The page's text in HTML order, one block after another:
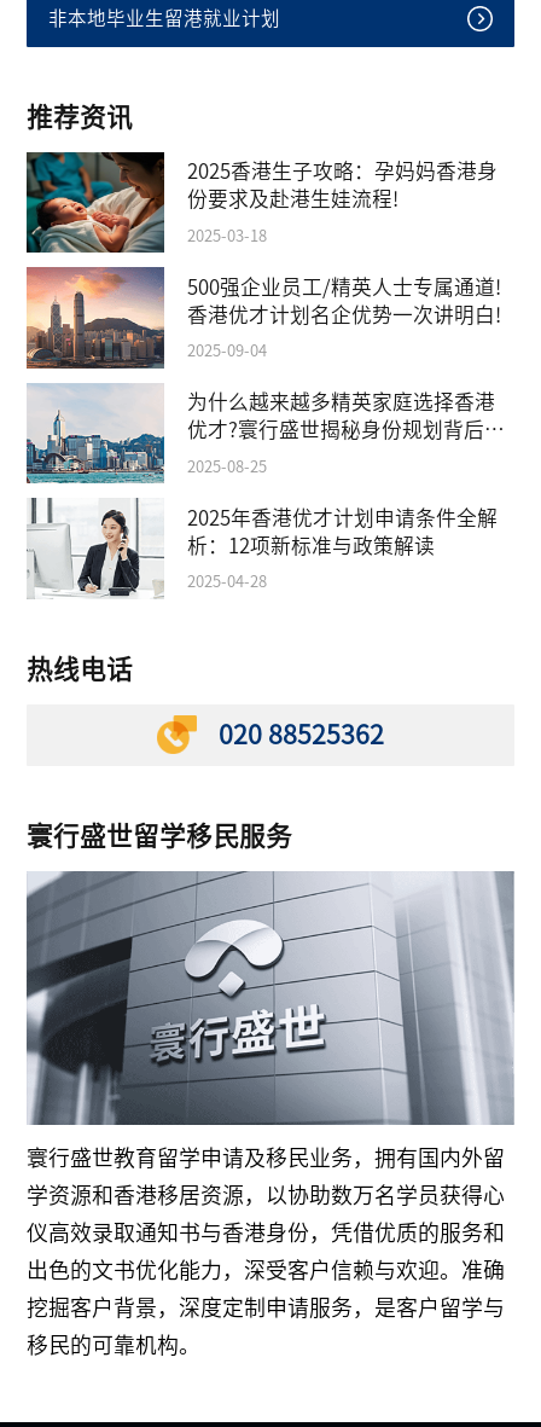
非本地毕业生留港就业计划
推荐资讯
2025香港生子攻略：孕妈妈香港身
份要求及赴港生娃流程!
2025-03-18
500强企业员工/精英人士专属通道!
香港优才计划名企优势一次讲明白!
2025-09-04
为什么越来越多精英家庭选择香港
优才?寰行盛世揭秘身份规划背后的
教育红利
2025-08-25
2025年香港优才计划申请条件全解
析：12项新标准与政策解读
2025-04-28
热线电话
020 88525362
寰行盛世留学移民服务
寰行盛世教育留学申请及移民业务，拥有国内外留
学资源和香港移居资源，以协助数万名学员获得心
仪高效录取通知书与香港身份，凭借优质的服务和
出色的文书优化能力，深受客户信赖与欢迎。准确
挖掘客户背景，深度定制申请服务，是客户留学与
移民的可靠机构。